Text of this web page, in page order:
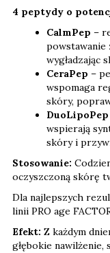
4 peptydy o
CalmPep –
powstawanie
wygładzając
CeraPep –
wspomaga
skóry,
DuoLipoPep
wspierają
skóry i
Stosowanie:
oczyszczoną skórę
Dla najlepszych
linii PRO age
Efekt: Z każdym
głębokie nawilżenie,